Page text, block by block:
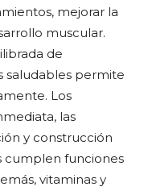
mejorar la
muscular.
de
saludables permite
Los
las
y construcción
cumplen funciones
vitaminas y